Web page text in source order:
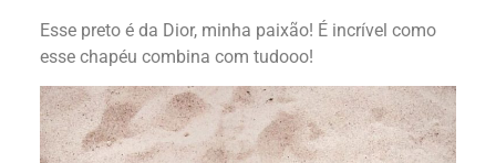
Esse preto é da Dior, minha paixão! É incrível como
esse chapéu combina com tudooo!